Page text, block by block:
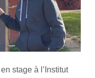
stage à l’Institut